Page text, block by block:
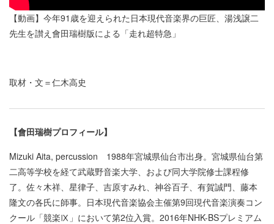
【動画】今年91歳を迎えられた日本現代音楽界の巨匠、湯浅譲二
先生を讃え會田瑞樹版による「走れ超特急」
取材・文＝仁木高史
【會田瑞樹プロフィール】
Mizuki Aita, percussion 1988年宮城県仙台市出身。宮城県仙台第
二高等学校を経て武蔵野音楽大学、および同大学院修士課程修
了。佐々木祥、星律子、吉原すみれ、神谷百子、有賀誠門、藤本
隆文の各氏に師事。日本現代音楽協会主催第9回現代音楽演奏コン
クール「競楽Ⅸ」において第2位入賞。2016年NHK-BSプレミアム